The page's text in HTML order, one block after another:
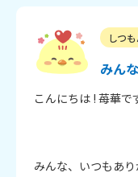
しつ
みん
こんにちは ! 苺華で
みんな、いつもあり